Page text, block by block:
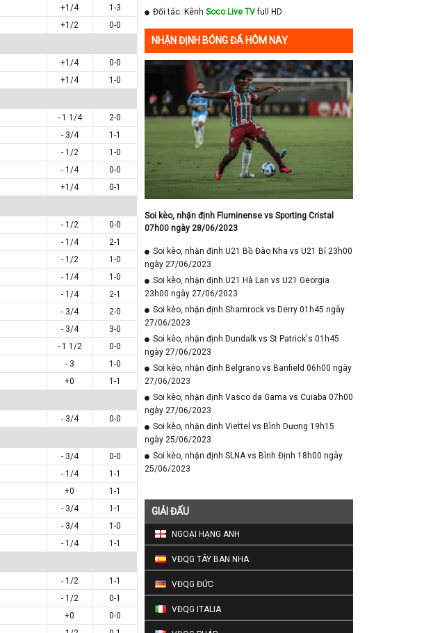
+1/4
1-3
+1/2
0-0
+1/4
0-0
+1/4
1-0
- 1 1/4
2-0
- 3/4
1-1
- 1/2
1-0
- 1/4
0-0
+1/4
0-1
- 1/2
0-0
- 1/4
2-1
- 1/2
1-0
- 1/4
1-0
- 1/4
2-1
- 3/4
2-0
- 3/4
3-0
- 1 1/2
0-0
- 3
1-0
+0
1-1
- 3/4
0-0
- 3/4
0-0
- 1/4
1-1
+0
1-1
- 3/4
1-1
- 3/4
1-0
- 1/4
1-1
- 1/2
1-1
- 1/2
0-1
+0
0-0
Đối tác: Kênh Soco Live TVfull HD
NHẬN ĐỊNH BÓNG ĐÁ HÔM NAY
Soi kèo, nhận định Fluminense vs Sporting Cristal
07h00 ngày 28/06/2023
Soi kèo, nhận định U21 Bồ Đào Nha vs U21 Bỉ 23h00
ngày 27/06/2023
Soi kèo, nhận định U21 Hà Lan vs U21 Georgia
23h00 ngày 27/06/2023
Soi kèo, nhận định Shamrock vs Derry 01h45 ngày
27/06/2023
Soi kèo, nhận định Dundalk vs St Patrick's 01h45
ngày 27/06/2023
Soi kèo, nhận định Belgrano vs Banfield 06h00 ngày
27/06/2023
Soi kèo, nhận định Vasco da Gama vs Cuiaba 07h00
ngày 27/06/2023
Soi kèo, nhận định Viettel vs Bình Dương 19h15
ngày 25/06/2023
Soi kèo, nhận định SLNA vs Bình Định 18h00 ngày
25/06/2023
GIẢI ĐẤU
NGOẠI HẠNG ANH
VĐQG TÂY BAN NHA
VĐQG ĐỨC
VĐQG ITALIA